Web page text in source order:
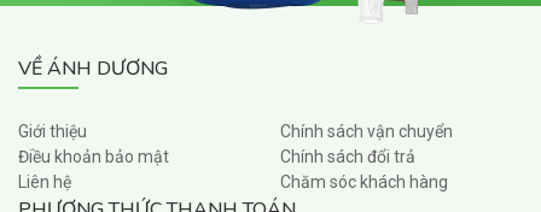
VỀ ÁNH DƯƠNG
Giới thiệu
Điều khoản bảo mật
Liên hệ
Chính sách vận chuyển
Chính sách đổi trả
Chăm sóc khách hàng